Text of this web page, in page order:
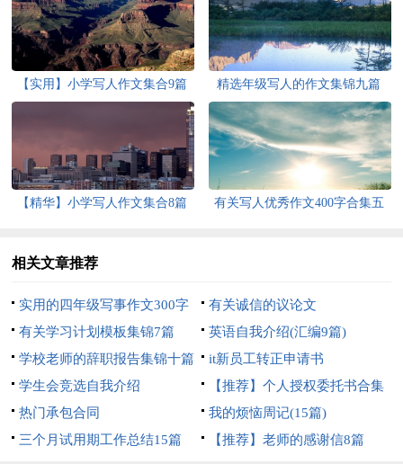
【实用】小学写人作文集合9篇 精选年级写人的作文集锦九篇
【精华】小学写人作文集合8篇
有关写人优秀作文400字合集五
相关文章推荐
实用的四年级写事作文300字
汇编九篇
有关诚信的议论文
有关学习计划模板集锦7篇
英语自我介绍(汇编9篇)
学校老师的辞职报告集锦十篇
it新员工转正申请书
学生会竞选自我介绍
【推荐】个人授权委托书合集
8篇
热门承包合同
我的烦恼周记(15篇)
三个月试用期工作总结15篇
【推荐】老师的感谢信8篇